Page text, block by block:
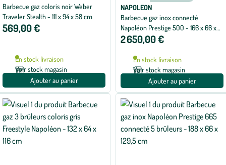
Barbecue gaz coloris noir Weber
Traveler Stealth - 111 x 94 x 58 cm
569,00 €
En stock livraison
Voir stock magasin
Ajouter au panier
NAPOLEON
Barbecue gaz inox connecté
Napoléon Prestige 500 - 166 x 66 x
129,5 cm
2 650,00 €
En stock livraison
Voir stock magasin
Ajouter au panier